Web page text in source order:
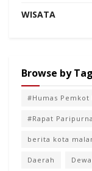
WISATA
Browse by Tag
#Humas Pemkot
#Rapat Paripurna
berita kota
Daerah